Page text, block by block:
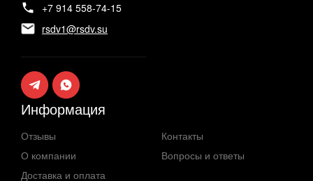
+7 914 558-74-15
rsdv1@rsdv.su
Информация
Отзывы
О компании
Доставка и оплата
Контакты
Вопросы и ответы